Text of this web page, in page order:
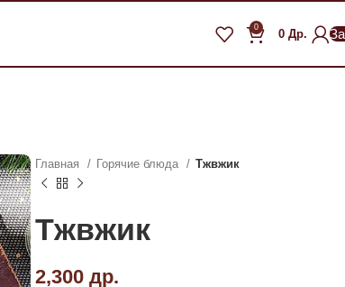
0
0 Др.
Главная Горячие блюда Тжвжик
Тжвжик
2,300др.